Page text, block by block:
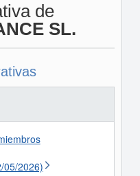
de
SL.
05/2026)